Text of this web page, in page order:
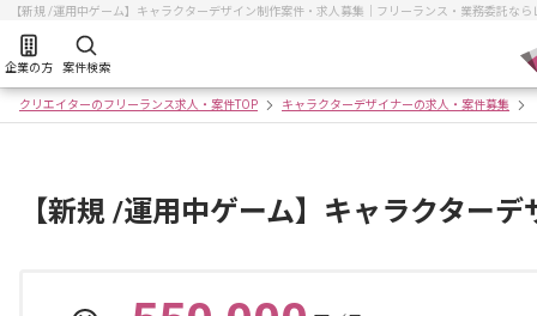
【新規 /運用中ゲーム】キャラクターデザイン制作案件・求人募集｜フリーランス・業務委託な
企業の方 案件検索
クリエイターのフリーランス求人・案件TOP キャラクターデザイナーの求人・案件募集
【新規 /運用中ゲーム】キャラクター